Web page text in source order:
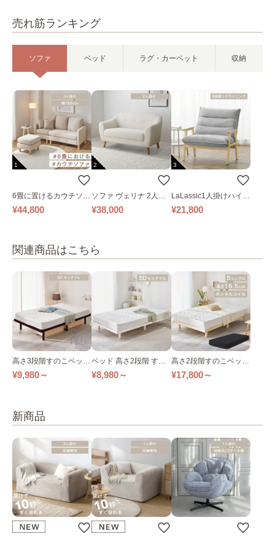
売れ筋ランキング
ソファ ベッド ラグ・カーペット 収納
1
6畳に置けるカウチソフ
ァ｜ベージュ
¥44,800
2
ソファ ヴェリナ 2人掛
け
¥38,000
3
LaLassic1人掛けハイバ
ックソファ ワイド
¥21,800
関連商品はこちら
高さ3段階すのこベッド
シングル セミダブル D
¥9,980～
ベッド 高さ2段階 すの
こベッド シングル セミ
¥8,980～
高さ2段階すのこベッド
+ボンネルコイルマット
¥17,800～
新商品